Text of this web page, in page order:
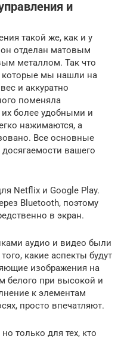
и
такой же, как и у
он отделан матовым
металлом. Так что
которые мы нашли на
и аккуратно
поменяла
более удобными и
нажимаются, а
Все основные
вашего
Netflix и Google Play.
Bluetooth, поэтому
в экран.
аудио и видео были
какие аспекты будут
изображения на
белого при высокой и
к элементам
просто впечатляют.
только для тех, кто